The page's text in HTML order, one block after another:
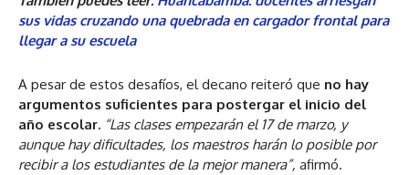
sus vidas cruzando una quebrada en cargador frontal para
llegar a su escuela
A pesar de estos desafíos, el decano reiteró que no hay
argumentos suficientes para postergar el inicio del
año escolar. “Las clases empezarán el 17 de marzo, y
aunque hay dificultades, los maestros harán lo posible por
recibir a los estudiantes de la mejor manera”, afirmó.